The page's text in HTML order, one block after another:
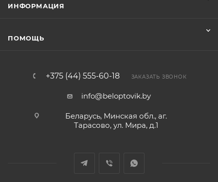
ИНФОРМАЦИЯ
ПОМОЩЬ
+375 (44) 555-60-18 ЗАКАЗАТЬ ЗВОНОК
info@beloptovik.by
Беларусь, Минская обл., аг.
Тарасово, ул. Мира, д.1